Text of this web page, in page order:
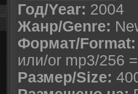
Год/Year: 2004
Жанр/Genre:
Формат/Format:
или/or mp3/256
Размер/Size: